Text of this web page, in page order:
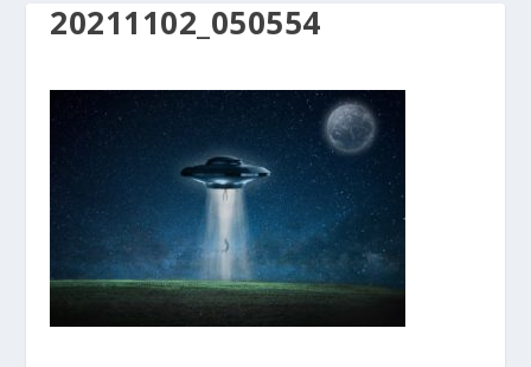
20211102_050554